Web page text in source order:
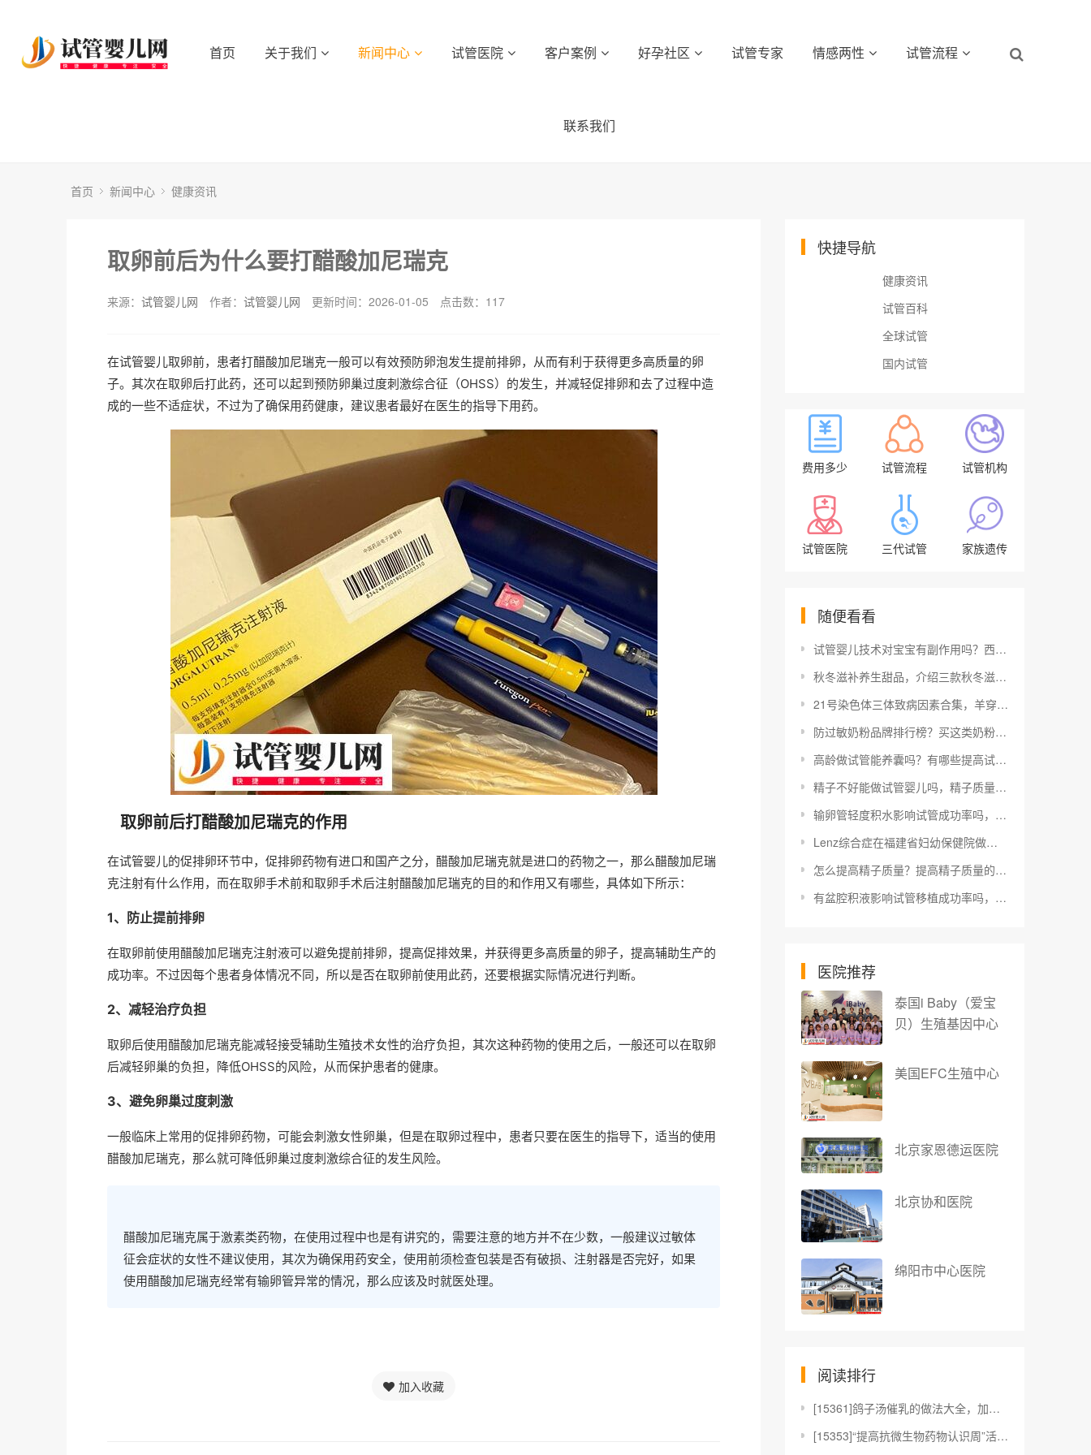
首页 关于我们 新闻中心 试管医院 客户案例 好孕社区 试管专家 情感两性 试管流程
联系我们
首页 新闻中心 健康资讯
取卵前后为什么要打醋酸加尼瑞克
来源： 试管婴儿网 作者： 试管婴儿网 更新时间：2026-01-05 点击数： 117
在试管婴儿取卵前，患者打醋酸加尼瑞克一般可以有效预防卵泡发生提前排卵，从而有利于获得更多高质量的卵
子。其次在取卵后打此药，还可以起到预防卵巢过度刺激综合征（OHSS）的发生，并减轻促排卵和去了过程中造
成的一些不适症状，不过为了确保用药健康，建议患者最好在医生的指导下用药。
取卵前后打醋酸加尼瑞克的作用
在试管婴儿的促排卵环节中，促排卵药物有进口和国产之分，醋酸加尼瑞克就是进口的药物之一，那么醋酸加尼瑞
克注射有什么作用，而在取卵手术前和取卵手术后注射醋酸加尼瑞克的目的和作用又有哪些，具体如下所示：
1、防止提前排卵
在取卵前使用醋酸加尼瑞克注射液可以避免提前排卵，提高促排效果，并获得更多高质量的卵子，提高辅助生产的
成功率。不过因每个患者身体情况不同，所以是否在取卵前使用此药，还要根据实际情况进行判断。
2、减轻治疗负担
取卵后使用醋酸加尼瑞克能减轻接受辅助生殖技术女性的治疗负担，其次这种药物的使用之后，一般还可以在取卵
后减轻卵巢的负担，降低OHSS的风险，从而保护患者的健康。
3、避免卵巢过度刺激
一般临床上常用的促排卵药物，可能会刺激女性卵巢，但是在取卵过程中，患者只要在医生的指导下，适当的使用
醋酸加尼瑞克，那么就可降低卵巢过度刺激综合征的发生风险。
醋酸加尼瑞克属于激素类药物，在使用过程中也是有讲究的，需要注意的地方并不在少数，一般建议过敏体
征会症状的女性不建议使用，其次为确保用药安全，使用前须检查包装是否有破损、注射器是否完好，如果
使用醋酸加尼瑞克经常有输卵管异常的情况，那么应该及时就医处理。
加入收藏
快捷导航
健康资讯
试管百科
全球试管
国内试管
费用多少 试管流程 试管机构
试管医院 三代试管 家族遗传
随便看看
试管婴儿技术对宝宝有副作用吗？西北妇幼和唐都医院哪家试管成功率高
秋冬滋补养生甜品，介绍三款秋冬滋补甜品
21号染色体三体致病因素合集，羊穿确诊后胎儿真不能要!
防过敏奶粉品牌排行榜？买这类奶粉有什么注意事项？
高龄做试管能养囊吗？有哪些提高试管成功率的方法
精子不好能做试管婴儿吗，精子质量差试管流程及成功率解读
输卵管轻度积水影响试管成功率吗，输卵管积水试管准备工作及注意事项
Lenz综合症在福建省妇幼保健院做三代试管可以避免遗传吗
怎么提高精子质量？提高精子质量的食物你知道吗？
有盆腔积液影响试管移植成功率吗，盆腔积液试管前的准备及调治方法
医院推荐
泰国i Baby（爱宝
贝）生殖基因中心
美国EFC生殖中心
北京家恩德运医院
北京协和医院
绵阳市中心医院
阅读排行
[15361]鸽子汤催乳的做法大全，加这几味食材效果更
[15353]“提高抗微生物药物认识周”活动正式启动